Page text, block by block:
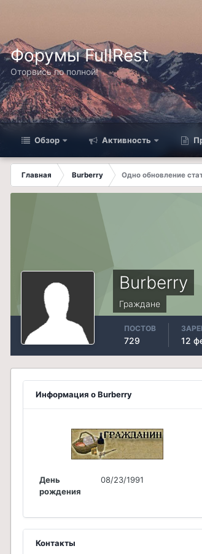
Форумы FullRest
Оторвись по полной!
Обзор Активность
Главная Burberry
Одно обновление
Burberry
Граждане
ПОСТОВ
729 12
Информация о Burberry
День
рождения
08/23/1991
Контакты